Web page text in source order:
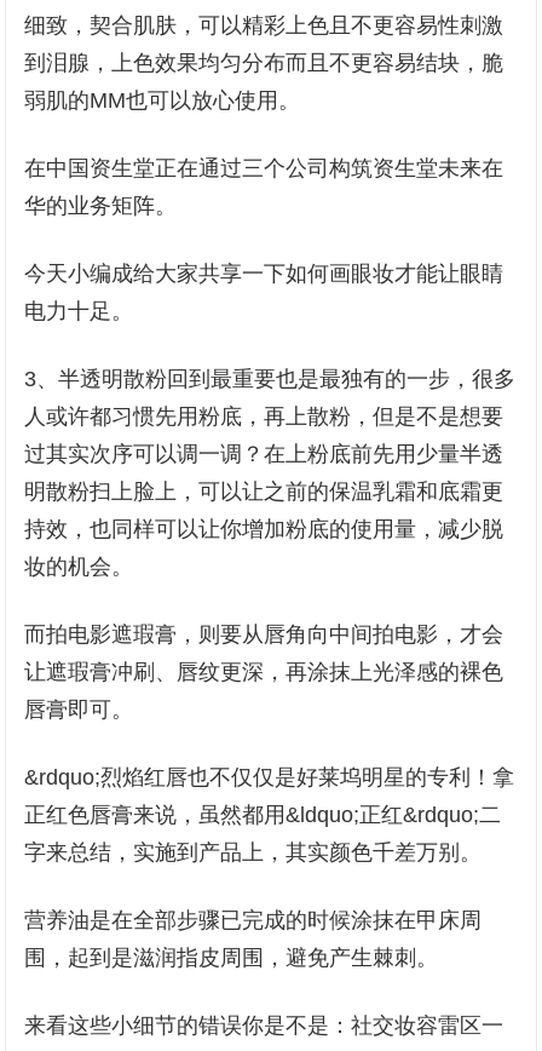
细致，契合肌肤，可以精彩上色且不更容易性刺激
到泪腺，上色效果均匀分布而且不更容易结块，脆
弱肌的MM也可以放心使用。
在中国资生堂正在通过三个公司构筑资生堂未来在
华的业务矩阵。
今天小编成给大家共享一下如何画眼妆才能让眼睛
电力十足。
3、半透明散粉回到最重要也是最独有的一步，很多
人或许都习惯先用粉底，再上散粉，但是不是想要
过其实次序可以调一调？在上粉底前先用少量半透
明散粉扫上脸上，可以让之前的保温乳霜和底霜更
持效，也同样可以让你增加粉底的使用量，减少脱
妆的机会。
而拍电影遮瑕膏，则要从唇角向中间拍电影，才会
让遮瑕膏冲刷、唇纹更深，再涂抹上光泽感的裸色
唇膏即可。
&rdquo;烈焰红唇也不仅仅是好莱坞明星的专利！拿
正红色唇膏来说，虽然都用&ldquo;正红&rdquo;二
字来总结，实施到产品上，其实颜色千差万别。
营养油是在全部步骤已完成的时候涂抹在甲床周
围，起到是滋润指皮周围，避免产生棘刺。
来看这些小细节的错误你是不是：社交妆容雷区一